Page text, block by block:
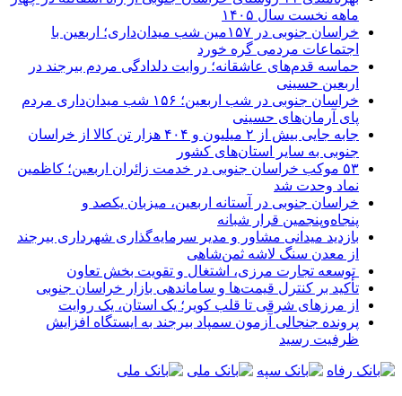
ماهه نخست سال ۱۴۰۵
خراسان جنوبی در ۱۵۷مین شب میدان‌داری؛ اربعین با
اجتماعات مردمی گره خورد
حماسه قدم‌های عاشقانه؛ روایت دلدادگی مردم بیرجند در
اربعین حسینی
خراسان جنوبی در شب اربعین؛ ۱۵۶ شب میدان‌داری مردم
پای آرمان‌های حسینی
جابه جایی بیش از ۲ میلیون و ۴۰۴ هزار تن کالا از خراسان
جنوبی به سایر استان‌های کشور
۵۳ موکب خراسان جنوبی در خدمت زائران اربعین؛ کاظمین
نماد وحدت شد
خراسان جنوبی در آستانه اربعین، میزبان یکصد و
پنجاه‌وپنجمین قرار شبانه
بازدید میدانی مشاور و مدیر سرمایه‌گذاری شهرداری بیرجند
از معدن سنگ لاشه ثمن‌شاهی
توسعه تجارت مرزی، اشتغال و تقویت بخش تعاون
تأکید بر کنترل قیمت‌ها و ساماندهی بازار خراسان جنوبی
از مرزهای شرقی تا قلب کویر؛ یک استان، یک روایت
پرونده جنجالی آزمون سمپاد بیرجند به ایستگاه افزایش
ظرفیت رسید